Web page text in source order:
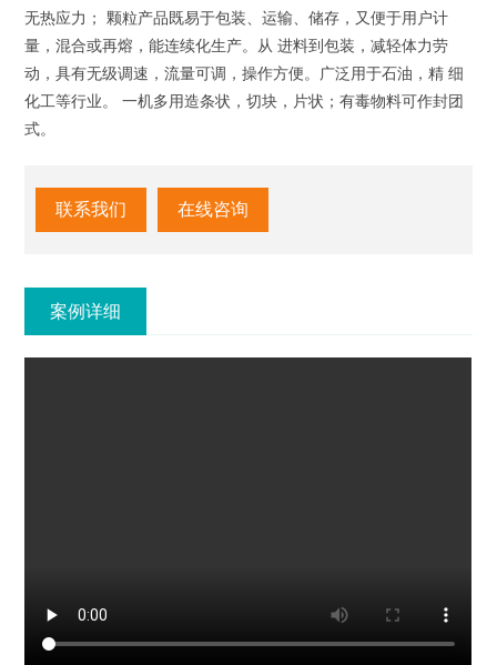
无热应力； 颗粒产品既易于包装、运输、储存，又便于用户计
量，混合或再熔，能连续化生产。从 进料到包装，减轻体力劳
动，具有无级调速，流量可调，操作方便。广泛用于石油，精 细
化工等行业。 一机多用造条状，切块，片状；有毒物料可作封团
式。
联系我们 在线咨询
案例详细